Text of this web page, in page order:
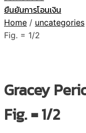
ยืนยันการโอนเงิน
Home / uncategories
Fig. = 1/2
Gracey
Fig. = 1/2